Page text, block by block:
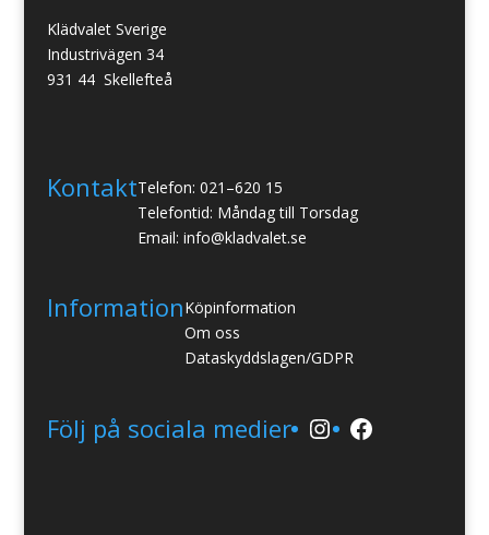
Klädvalet Sverige
Industrivägen 34
931 44 Skellefteå
KontaktTelefon: 021–620 15
Telefontid: Måndag till Torsdag
Email: info@kladvalet.se
InformationKöpinformation
Om oss
Dataskyddslagen/GDPR
Följ på sociala medier Instagram
Facebook